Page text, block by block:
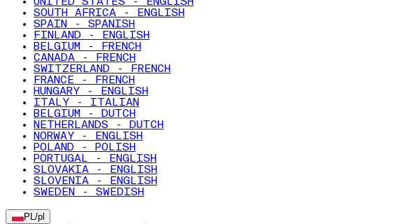
SOUTH AFRICA - ENGLISH
SPAIN - SPANISH
FINLAND - ENGLISH
BELGIUM - FRENCH
CANADA - FRENCH
SWITZERLAND - FRENCH
FRANCE - FRENCH
HUNGARY - ENGLISH
ITALY - ITALIAN
BELGIUM - DUTCH
NETHERLANDS - DUTCH
NORWAY - ENGLISH
POLAND - POLISH
PORTUGAL - ENGLISH
SLOVAKIA - ENGLISH
SLOVENIA - ENGLISH
SWEDEN - SWEDISH
PL/pl